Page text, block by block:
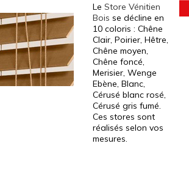
Le Store Vénitien
Bois se décline en
10 coloris : Chêne
Clair, Poirier, Hêtre,
Chêne moyen,
Chêne foncé,
Merisier, Wenge
Ebène, Blanc,
Cérusé blanc rosé,
Cérusé gris fumé.
Ces stores sont
réalisés selon vos
mesures.